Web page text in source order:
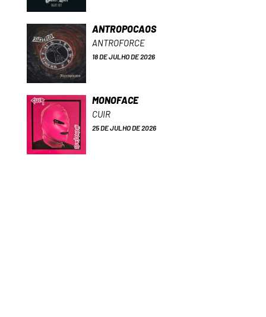
ANTROPOCAOS
ANTROFORCE
18 DE JULHO DE 2026
MONOFACE
CUIR
25 DE JULHO DE 2026